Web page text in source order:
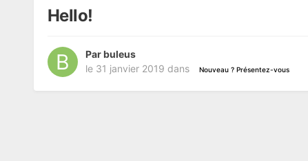
Hello!
Par buleus
le 31 janvier 2019 dans Nouveau ? Présentez-vous